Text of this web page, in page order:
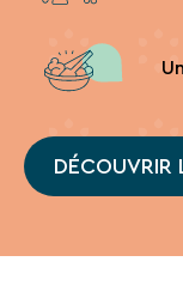
DÉCOUVRIR